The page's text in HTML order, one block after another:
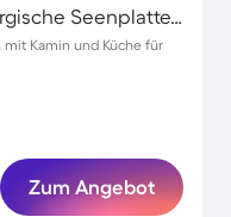
Alt Schwerin, Mecklenburgische Seenplatte, Deutschland
Kamin und Küche für
Zum Angebot